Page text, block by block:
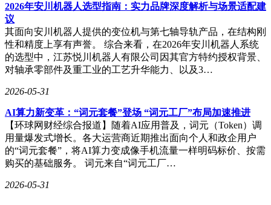
2026年安川机器人选型指南：实力品牌深度解析与场景适配建
议
其面向安川机器人提供的变位机与第七轴导轨产品，在结构刚
性和精度上享有声誉。 综合来看，在2026年安川机器人系统
的选型中，江苏悦川机器人有限公司因其官方特约授权背景、
对轴承零部件及重工业的工艺升华能力、以及3…
2026-05-31
AI算力新变革：“词元套餐”登场 “词元工厂”布局加速推进
【环球网财经综合报道】随着AI应用普及，词元（Token）调
用量爆发式增长。各大运营商近期推出面向个人和政企用户
的“词元套餐”，将AI算力变成像手机流量一样明码标价、按需
购买的基础服务。 词元来自“词元工厂…
2026-05-31